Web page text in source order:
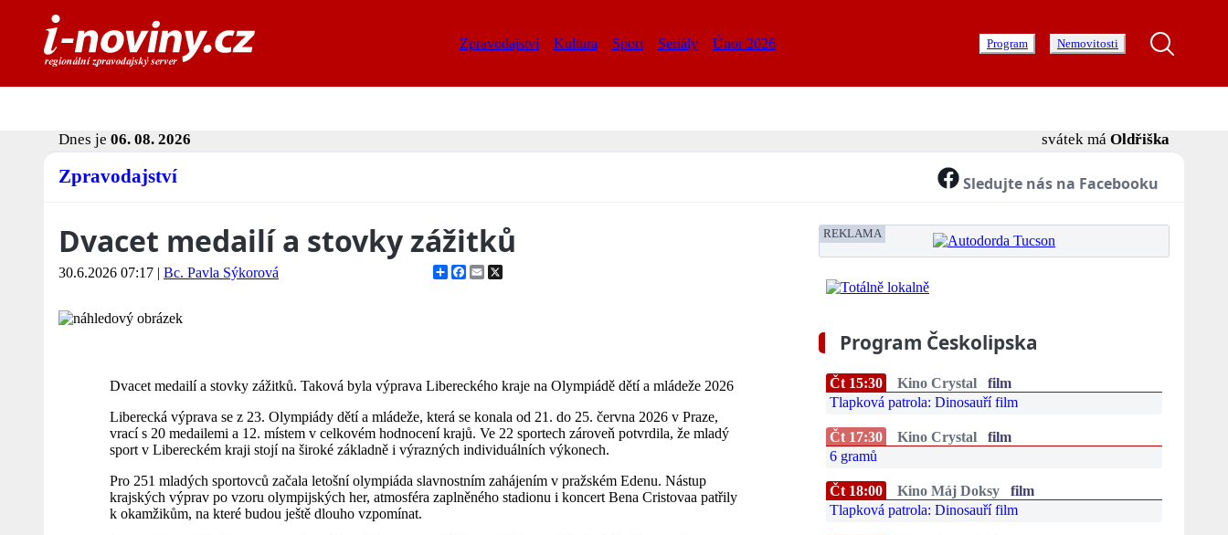
Zpravodajství Kultura Sport Seriály Únor 2026 Program Nemovitosti
Dnes je 06. 08. 2026 svátek má Oldřiška
Zpravodajství Sledujte nás na Facebooku
Dvacet medailí a stovky zážitků
30.6.2026 07:17 | Bc. Pavla Sýkorová ShareFacebook
Email
Dvacet medailí a stovky zážitků. Taková byla výprava Libereckého kraje na Olympiádě dětí a mládeže 2026
Liberecká výprava se z 23. Olympiády dětí a mládeže, která se konala od 21. do 25. června 2026 v Praze,
vrací s 20 medailemi a 12. místem v celkovém hodnocení krajů. Ve 22 sportech zároveň potvrdila, že mladý
sport v Libereckém kraji stojí na široké základně i výrazných individuálních výkonech.
Pro 251 mladých sportovců začala letošní olympiáda slavnostním zahájením v pražském Edenu. Nástup
krajských výprav po vzoru olympijských her, atmosféra zaplněného stadionu i koncert Bena Cristovaa patřily
k okamžikům, na které budou ještě dlouho vzpomínat.
REKLAMA
Program Českolipska
Čt 15:30 Kino Crystal
film
Tlapková patrola: Dinosauří film
Čt 17:30 Kino Crystal
film
6 gramů
Čt 18:00 Kino Máj Doksy
film
Tlapková patrola: Dinosauří film